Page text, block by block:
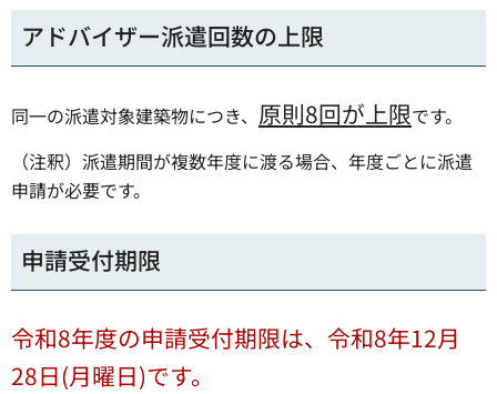
アドバイザー派遣回数の上限
同一の派遣対象建築物につき、 原則8回が上限です。
（注釈）派遣期間が複数年度に渡る場合、年度ごとに派遣
申請が必要です。
申請受付期限
令和8年度の申請受付期限は、令和8年12月
28日(月曜日)です。